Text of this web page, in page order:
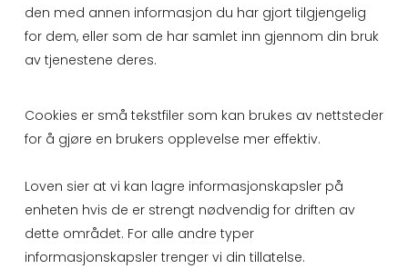
den med annen informasjon du har gjort tilgjengelig
for dem, eller som de har samlet inn gjennom din bruk
av tjenestene deres.
Cookies er små tekstfiler som kan brukes av nettsteder
for å gjøre en brukers opplevelse mer effektiv.
Loven sier at vi kan lagre informasjonskapsler på
enheten hvis de er strengt nødvendig for driften av
dette området. For alle andre typer
informasjonskapsler trenger vi din tillatelse.